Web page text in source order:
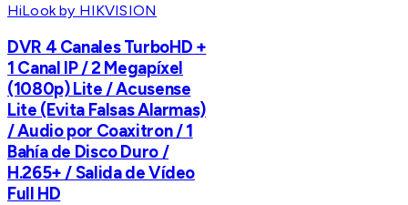
HiLook by HIKVISION
DVR 4 Canales TurboHD +
1 Canal IP / 2 Megapíxel
(1080p) Lite / Acusense
Lite (Evita Falsas Alarmas)
/ Audio por Coaxitron / 1
Bahía de Disco Duro /
H.265+ / Salida de Vídeo
Full HD